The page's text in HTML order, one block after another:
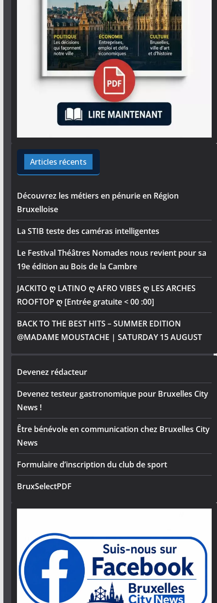
Articles récents
Découvrez les métiers en pénurie en Région
Bruxelloise
La STIB teste des caméras intelligentes
Le Festival Théâtres Nomades nous revient pour sa
19e édition au Bois de la Cambre
JACKITO ღ LATINO ღ AFRO VIBES ღ LES ARCHES
ROOFTOP ღ [Entrée gratuite < 00 :00]
BACK TO THE BEST HITS – SUMMER EDITION
@MADAME MOUSTACHE | SATURDAY 15 AUGUST
Devenez rédacteur
Devenez testeur gastronomique pour Bruxelles City
News !
Être bénévole en communication chez Bruxelles City
News
Formulaire d’inscription du club de sport
BruxSelectPDF